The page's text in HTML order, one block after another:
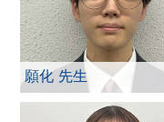
願化 先生